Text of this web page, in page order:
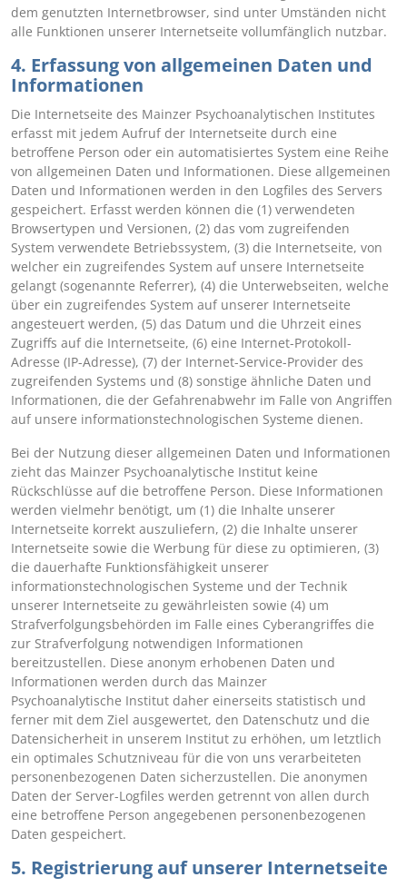
dem genutzten Internetbrowser, sind unter Umständen nicht
alle Funktionen unserer Internetseite vollumfänglich nutzbar.
4. Erfassung von allgemeinen Daten und
Informationen
Die Internetseite des Mainzer Psychoanalytischen Institutes
erfasst mit jedem Aufruf der Internetseite durch eine
betroffene Person oder ein automatisiertes System eine Reihe
von allgemeinen Daten und Informationen. Diese allgemeinen
Daten und Informationen werden in den Logfiles des Servers
gespeichert. Erfasst werden können die (1) verwendeten
Browsertypen und Versionen, (2) das vom zugreifenden
System verwendete Betriebssystem, (3) die Internetseite, von
welcher ein zugreifendes System auf unsere Internetseite
gelangt (sogenannte Referrer), (4) die Unterwebseiten, welche
über ein zugreifendes System auf unserer Internetseite
angesteuert werden, (5) das Datum und die Uhrzeit eines
Zugriffs auf die Internetseite, (6) eine Internet-Protokoll-
Adresse (IP-Adresse), (7) der Internet-Service-Provider des
zugreifenden Systems und (8) sonstige ähnliche Daten und
Informationen, die der Gefahrenabwehr im Falle von Angriffen
auf unsere informationstechnologischen Systeme dienen.
Bei der Nutzung dieser allgemeinen Daten und Informationen
zieht das Mainzer Psychoanalytische Institut keine
Rückschlüsse auf die betroffene Person. Diese Informationen
werden vielmehr benötigt, um (1) die Inhalte unserer
Internetseite korrekt auszuliefern, (2) die Inhalte unserer
Internetseite sowie die Werbung für diese zu optimieren, (3)
die dauerhafte Funktionsfähigkeit unserer
informationstechnologischen Systeme und der Technik
unserer Internetseite zu gewährleisten sowie (4) um
Strafverfolgungsbehörden im Falle eines Cyberangriffes die
zur Strafverfolgung notwendigen Informationen
bereitzustellen. Diese anonym erhobenen Daten und
Informationen werden durch das Mainzer
Psychoanalytische Institut daher einerseits statistisch und
ferner mit dem Ziel ausgewertet, den Datenschutz und die
Datensicherheit in unserem Institut zu erhöhen, um letztlich
ein optimales Schutzniveau für die von uns verarbeiteten
personenbezogenen Daten sicherzustellen. Die anonymen
Daten der Server-Logfiles werden getrennt von allen durch
eine betroffene Person angegebenen personenbezogenen
Daten gespeichert.
5. Registrierung auf unserer Internetseite